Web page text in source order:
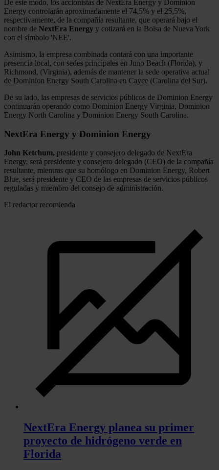
De este modo, los accionistas de NextEra Energy y Dominion
Energy controlarán aproximadamente el 74,5% y el 25,5%,
respectivamente, de la compañía resultante, que operará bajo el
nombre de NextEra Energy y cotizará en la Bolsa de Nueva York
con el símbolo 'NEE'.
Asimismo, la empresa combinada contará con una importante
presencia local, con sedes principales en Juno Beach (Florida), y
Richmond, (Virginia), además de mantener la sede operativa actual
de Dominion Energy South Carolina en Cayce (Carolina del Sur).
De su lado, las empresas de servicios públicos de Dominion Energy
continuarán operando como Dominion Energy Virginia, Dominion
Energy North Carolina y Dominion Energy South Carolina.
NextEra Energy y Dominion Energy
John Ketchum, presidente y consejero delegado de NextEra
Energy, será presidente y consejero delegado (CEO) de la compañía
resultante, mientras que su homólogo en Dominion Energy, Robert
Blue, será presidente y CEO de las empresas de servicios públicos
reguladas y miembro del consejo de administración.
El redactor recomienda
NextEra Energy planea su primer
proyecto de hidrógeno verde en
Florida